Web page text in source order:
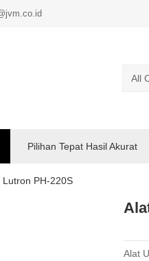
Pilihan Tepat Hasil Akurat
Lutron PH-220S
Alat